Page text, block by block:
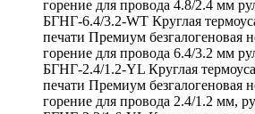
горение для провода 4.8/2.4 мм
БГНГ-6.4/3.2-WT Круглая
печати Премиум безгалогеновая
горение для провода 6.4/3.2 мм
БГНГ-2.4/1.2-YL Круглая
печати Премиум безгалогеновая
горение для провода 2.4/1.2 мм,